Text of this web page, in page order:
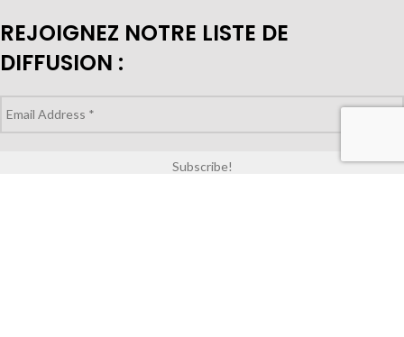
REJOIGNEZ NOTRE LISTE DE
DIFFUSION :